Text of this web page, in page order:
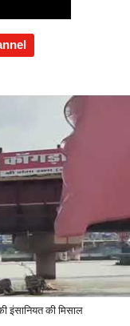
इंसानियत की मिसाल